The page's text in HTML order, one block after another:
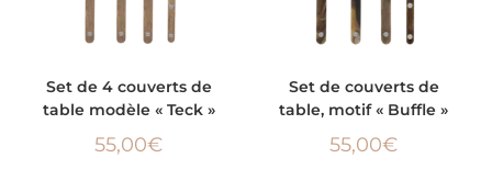
Set de 4 couverts de
table modèle « Teck »
55,00€
Set de couverts de
table, motif « Buffle »
55,00€